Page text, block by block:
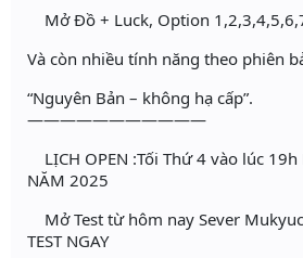
Mở Đồ + Luck, Option
Và còn nhiều tính năng theo phiên
“Nguyên Bản – không hạ cấp”.
———————————
LỊCH OPEN :Tối Thứ 4 vào lúc 19h
NĂM 2025
Mở Test từ hôm nay Sever
TEST NGAY